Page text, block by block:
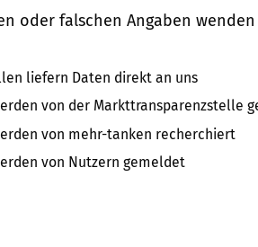
oder falschen Angaben
liefern Daten direkt an uns
von der Markttransparenzstelle
von mehr-tanken recherchiert
von Nutzern gemeldet